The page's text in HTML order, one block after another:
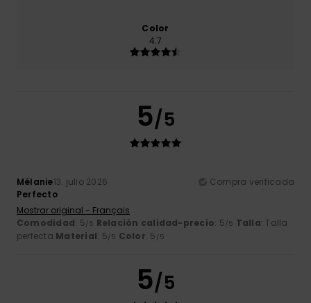
Color
4.7
5/5
Mélanie13. julio 2026
Compra verificada
Perfecto
Mostrar original - Français
Comodidad: 5/5 Relación calidad-precio: 5/5 Talla: Talla
perfecta Material: 5/5 Color: 5 /5
5/5